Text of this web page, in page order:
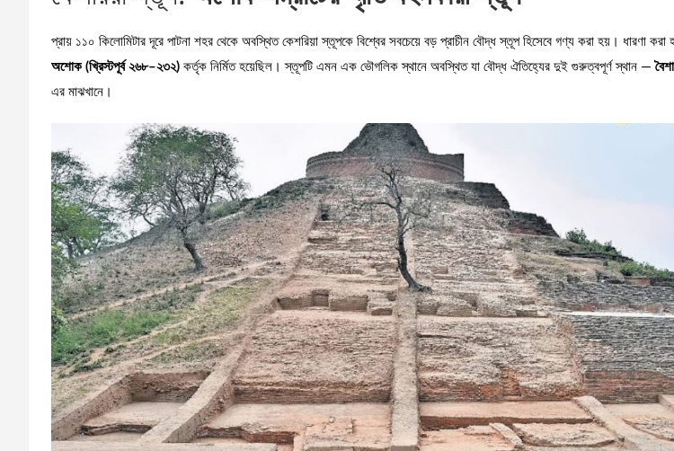
প্রায় ১১০ কিলোমিটার দূরে পাটনা শহর থেকে অবস্থিত কেশরিয়া স্তূপকে বিশ্বের সবচেয়ে বড় প্রাচীন বৌদ্ধ স্তূপ হিসেবে গণ্য করা হয়। ধারণা করা
অশোক (খ্রিস্টপূর্ব ২৬৮–২৩২) কর্তৃক নির্মিত হয়েছিল। স্তূপটি এমন এক ভৌগলিক স্থানে অবস্থিত যা বৌদ্ধ ঐতিহ্যের দুই গুরুত্বপূর্ণ স্থান —
এর মাঝখানে।